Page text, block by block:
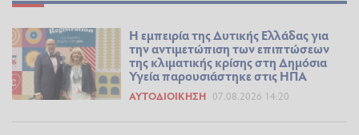
Η εμπειρία της Δυτικής Ελλάδας για
την αντιμετώπιση των επιπτώσεων
της κλιματικής κρίσης στη Δημόσια
Υγεία παρουσιάστηκε στις ΗΠΑ
ΑΥΤΟΔΙΟΊΚΗΣΗ 07.08.2026 14:20